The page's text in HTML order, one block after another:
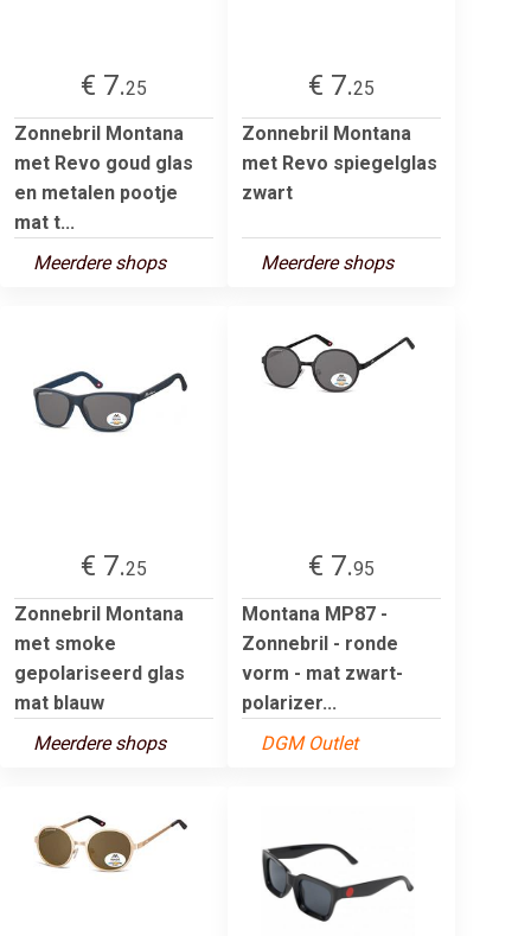
€ 7.25
Zonnebril Montana
met Revo goud glas
en metalen pootje
mat t...
Meerdere shops
€ 7.25
Zonnebril Montana
met Revo spiegelglas
zwart
Meerdere shops
€ 7.25
Zonnebril Montana
met smoke
gepolariseerd glas
mat blauw
Meerdere shops
€ 7.95
Montana MP87 -
Zonnebril - ronde
vorm - mat zwart-
polarizer...
DGM Outlet